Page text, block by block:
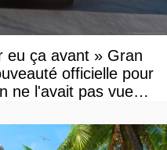
eu ça avant » Gran
officielle pour
ne l'avait pas vue